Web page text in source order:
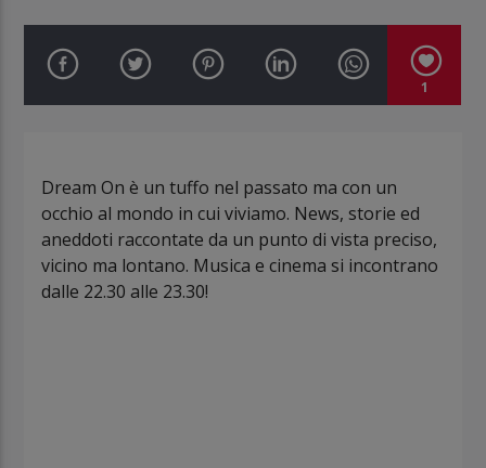
1
Dream On è un tuffo nel passato ma con un
occhio al mondo in cui viviamo. News, storie ed
aneddoti raccontate da un punto di vista preciso,
vicino ma lontano. Musica e cinema si incontrano
dalle 22.30 alle 23.30!